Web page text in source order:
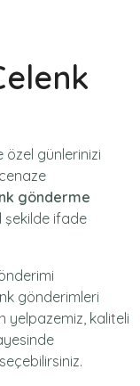
özel günlerinizi
gönderme
şekilde ifade
gönderimleri
yelpazemiz, kaliteli